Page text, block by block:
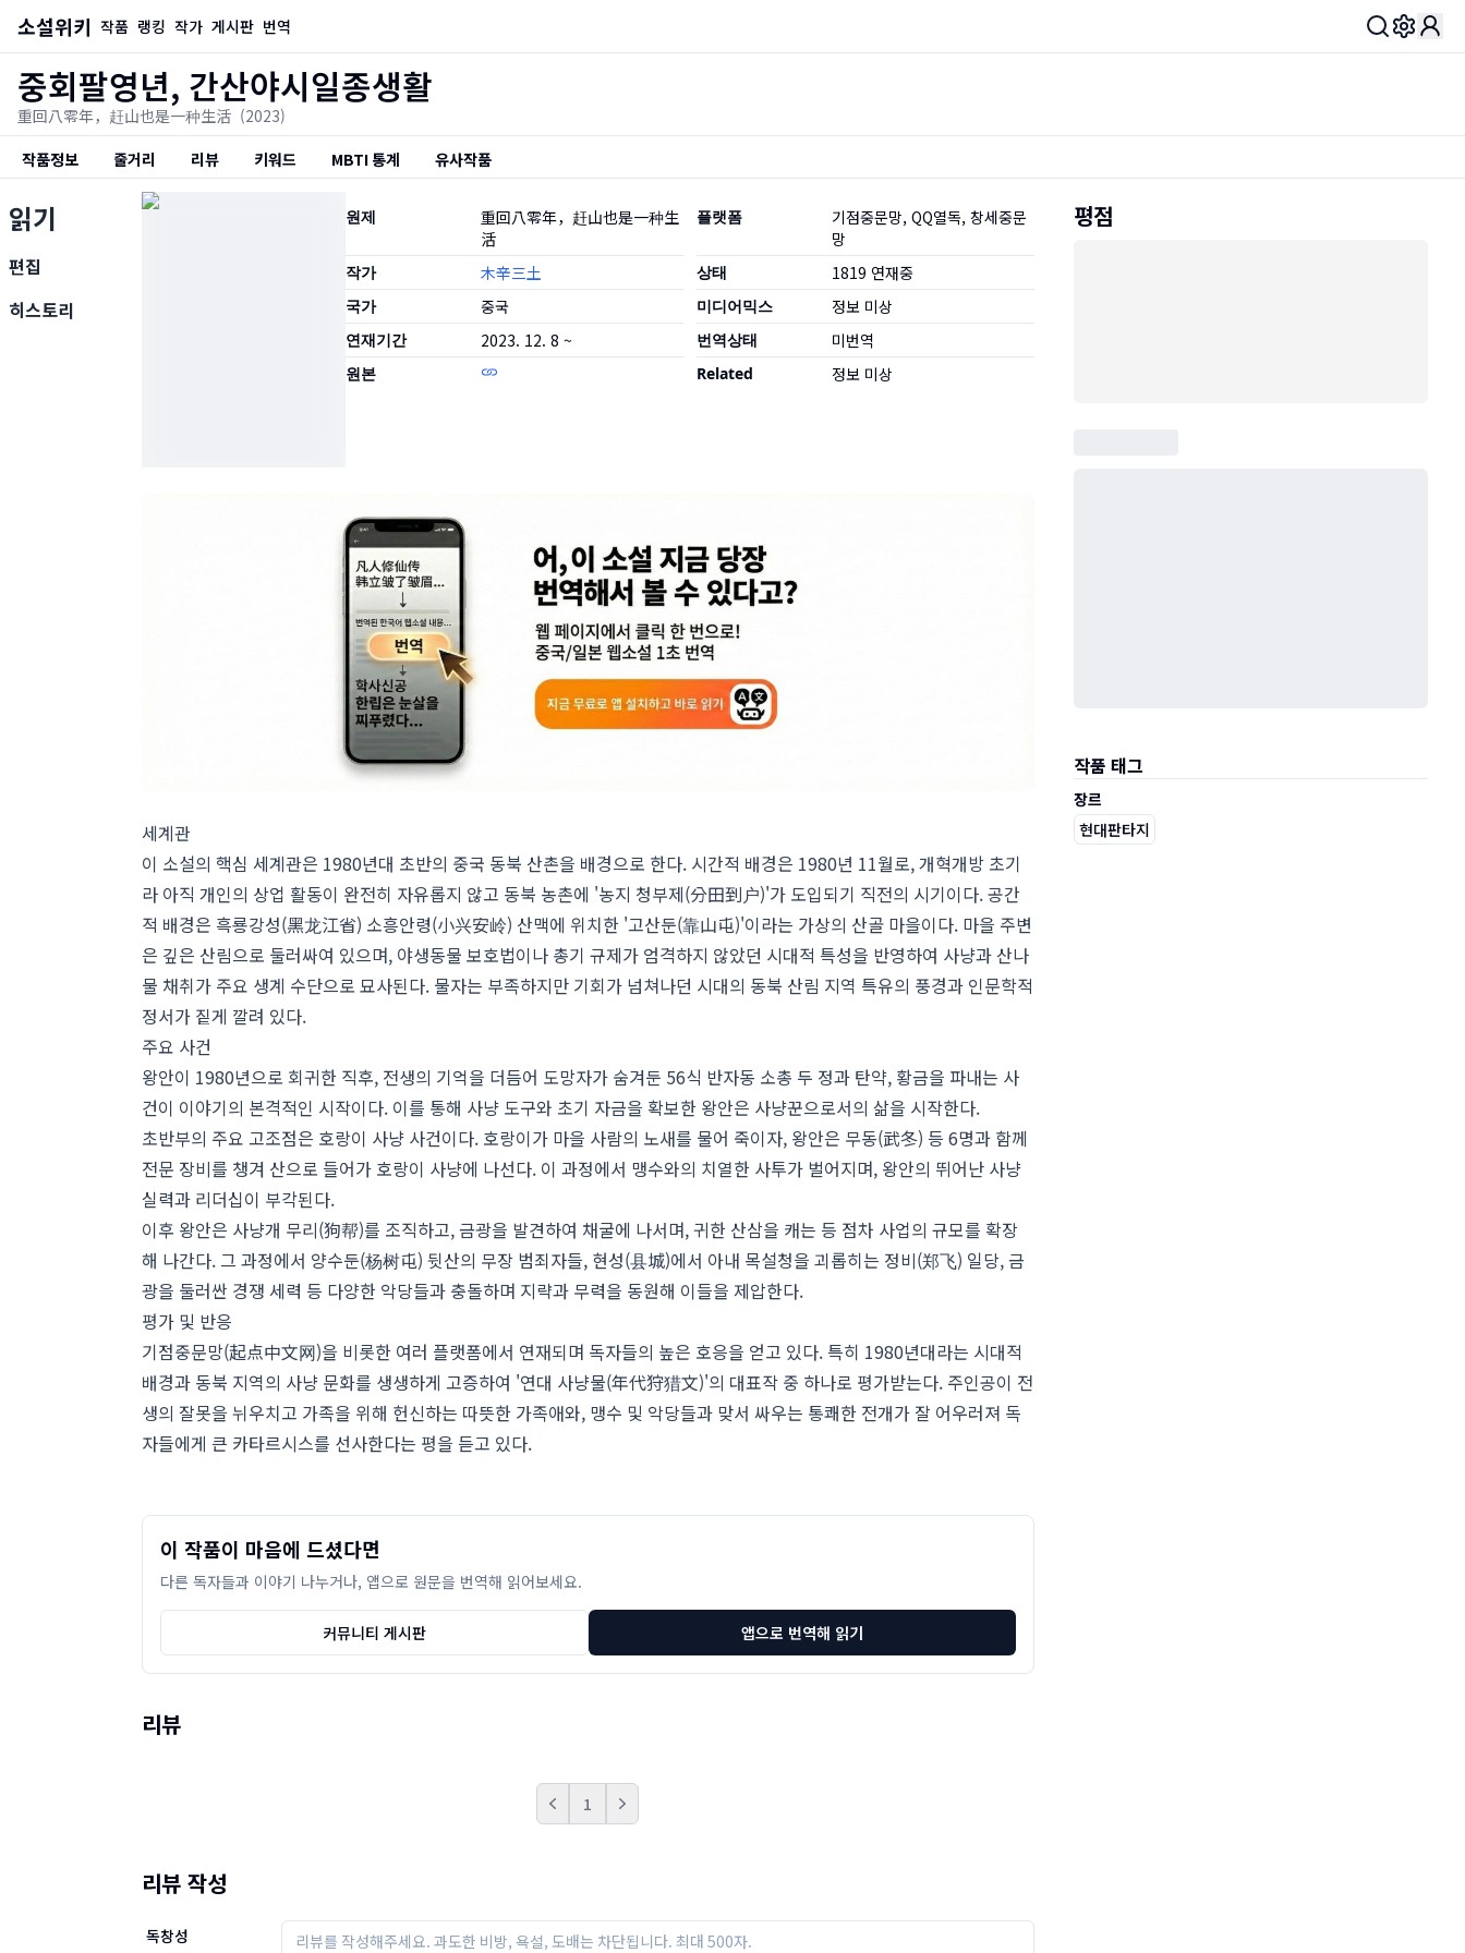
소설위키 작품 랭킹 작가 게시판 번역 Toggle
읽기
편집
히스토리
중회팔영년, 간산야시일종생활
重回八零年，赶山也是一种生活 (2023)
작품정보
줄거리 리뷰 키워드 MBTI 통계 유사작품
원제
重回八零年，赶山也是一种生
活
작가 木辛三土
국가 중국
연재기간 2023. 12. 8 ~
원본
플랫폼
기점중문망, QQ열독, 창세중문
망
상태 1819 연재중
미디어믹스 정보 미상
번역상태 미번역
Related 정보 미상
세계관
이 소설의 핵심 세계관은 1980년대 초반의 중국 동북 산촌을 배경으로 한다. 시간적 배경은 1980년 11월로, 개혁개방 초기
라 아직 개인의 상업 활동이 완전히 자유롭지 않고 동북 농촌에 '농지 청부제(分田到户)'가 도입되기 직전의 시기이다. 공간
적 배경은 흑룡강성(黑龙江省) 소흥안령(小兴安岭) 산맥에 위치한 '고산둔(靠山屯)'이라는 가상의 산골 마을이다. 마을 주변
은 깊은 산림으로 둘러싸여 있으며, 야생동물 보호법이나 총기 규제가 엄격하지 않았던 시대적 특성을 반영하여 사냥과 산나
물 채취가 주요 생계 수단으로 묘사된다. 물자는 부족하지만 기회가 넘쳐나던 시대의 동북 산림 지역 특유의 풍경과 인문학적
정서가 짙게 깔려 있다.
주요 사건
왕안이 1980년으로 회귀한 직후, 전생의 기억을 더듬어 도망자가 숨겨둔 56식 반자동 소총 두 정과 탄약, 황금을 파내는 사
건이 이야기의 본격적인 시작이다. 이를 통해 사냥 도구와 초기 자금을 확보한 왕안은 사냥꾼으로서의 삶을 시작한다.
초반부의 주요 고조점은 호랑이 사냥 사건이다. 호랑이가 마을 사람의 노새를 물어 죽이자, 왕안은 무동(武冬) 등 6명과 함께
전문 장비를 챙겨 산으로 들어가 호랑이 사냥에 나선다. 이 과정에서 맹수와의 치열한 사투가 벌어지며, 왕안의 뛰어난 사냥
실력과 리더십이 부각된다.
이후 왕안은 사냥개 무리(狗帮)를 조직하고, 금광을 발견하여 채굴에 나서며, 귀한 산삼을 캐는 등 점차 사업의 규모를 확장
해 나간다. 그 과정에서 양수둔(杨树屯) 뒷산의 무장 범죄자들, 현성(县城)에서 아내 목설청을 괴롭히는 정비(郑飞) 일당, 금
광을 둘러싼 경쟁 세력 등 다양한 악당들과 충돌하며 지략과 무력을 동원해 이들을 제압한다.
평가 및 반응
기점중문망(起点中文网)을 비롯한 여러 플랫폼에서 연재되며 독자들의 높은 호응을 얻고 있다. 특히 1980년대라는 시대적
배경과 동북 지역의 사냥 문화를 생생하게 고증하여 '연대 사냥물(年代狩猎文)'의 대표작 중 하나로 평가받는다. 주인공이 전
생의 잘못을 뉘우치고 가족을 위해 헌신하는 따뜻한 가족애와, 맹수 및 악당들과 맞서 싸우는 통쾌한 전개가 잘 어우러져 독
자들에게 큰 카타르시스를 선사한다는 평을 듣고 있다.
이 작품이 마음에 드셨다면
다른 독자들과 이야기 나누거나, 앱으로 원문을 번역해 읽어보세요.
커뮤니티 게시판 앱으로 번역해 읽기
리뷰
Prev 1 Next
리뷰 작성
독창성
평점
작품 태그
장르
현대판타지